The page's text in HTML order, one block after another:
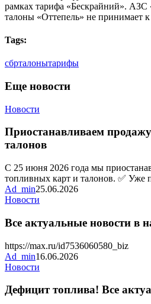
рамках тарифа «Бескрайний».
талоны «Оттепель» не принимает
Tags:
сбрталонытарифы
Еще новости
Новости
топливных
и
Приостанавливаем
талонов
С 25 июня 2026 года мы
топливных карт и талонов. ✅ Уже
Ad_min25.06.2026
Новости
новости
в
нашем
канале
MAX
Все актуальные новости в
https://max.ru/id7536060580_biz
Ad_min16.06.2026
Новости
Все
Дефицит топлива! Все